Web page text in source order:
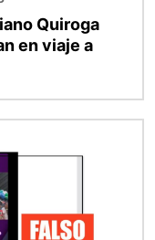
Quiroga
en viaje a